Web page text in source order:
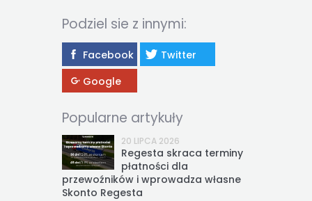
Podziel sie z innymi:
Facebook
Twitter
Google
Popularne artykuły
20 LIPCA 2026
Regesta skraca terminy
płatności dla
przewoźników i wprowadza własne
Skonto Regesta